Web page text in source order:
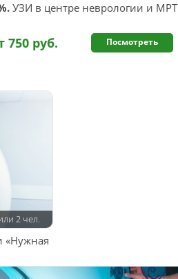
УЗИ в центре неврологии и МРТ
750 руб. Посмотреть
«Нужная
2 чел.